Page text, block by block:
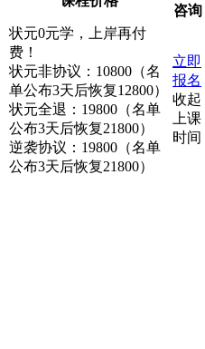
咨询
状元0元学，上岸再付
费！
状元非协议：10800（名
单公布3天后恢复12800）
状元全退：19800（名单
公布3天后恢复21800）
逆袭协议：19800（名单
公布3天后恢复21800）
立即
报名
收起
上课
时间